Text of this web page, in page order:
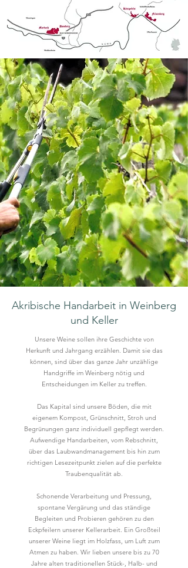
Akribische Handarbeit in Weinberg
und Keller
Unsere Weine sollen ihre Geschichte von
Herkunft und Jahrgang erzählen. Damit sie das
können, sind über das ganze Jahr unzählige
Handgriffe im Weinberg nötig und
Entscheidungen im Keller zu treffen.
Das Kapital sind unsere Böden, die mit
eigenem Kompost, Grünschnitt, Stroh und
Begrünungen ganz individuell gepflegt werden.
Aufwendige Handarbeiten, vom Rebschnitt,
über das Laubwandmanagement bis hin zum
richtigen Lesezeitpunkt zielen auf die perfekte
Traubenqualität ab.
Schonende Verarbeitung und Pressung,
spontane Vergärung und das ständige
Begleiten und Probieren gehören zu den
Eckpfeilern unserer Kellerarbeit. Ein Großteil
unserer Weine liegt im Holzfass, um Luft zum
Atmen zu haben. Wir lieben unsere bis zu 70
Jahre alten traditionellen Stück-, Halb- und